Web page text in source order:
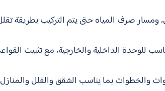
ومسار صرف المياه حتى يتم التركيب بطريقة
للوحدة الداخلية والخارجية، مع تثبيت
والخطوات بما يناسب الشقق والفلل